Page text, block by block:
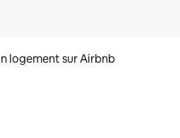
logement sur Airbnb